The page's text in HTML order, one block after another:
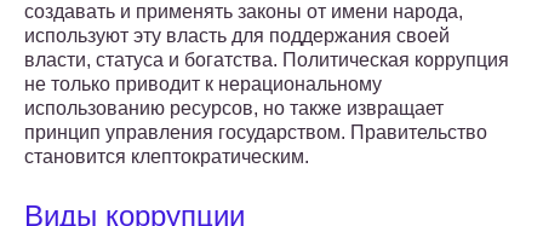
создавать и применять законы от имени народа,
используют эту власть для поддержания своей
власти, статуса и богатства. Политическая коррупция
не только приводит к нерациональному
использованию ресурсов, но также извращает
принцип управления государством. Правительство
становится клептократическим.
Виды коррупции